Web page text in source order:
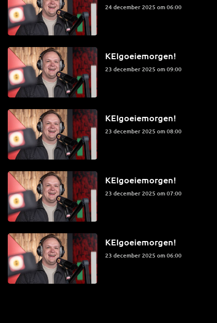
24 december 2025 om 06:00
KEIgoeiemorgen!
23 december 2025 om 09:00
KEIgoeiemorgen!
23 december 2025 om 08:00
KEIgoeiemorgen!
23 december 2025 om 07:00
KEIgoeiemorgen!
23 december 2025 om 06:00